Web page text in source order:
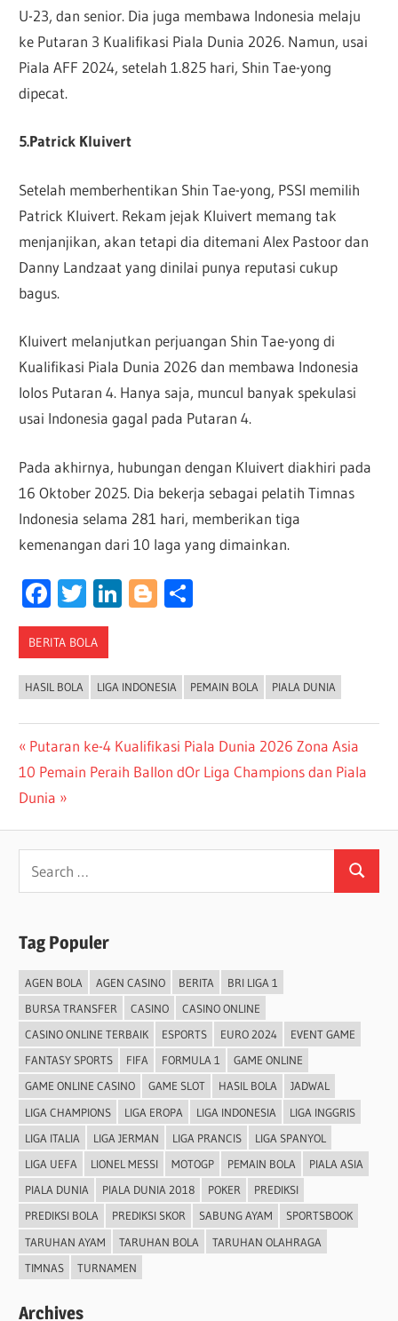
U-23, dan senior. Dia juga membawa Indonesia melaju
ke Putaran 3 Kualifikasi Piala Dunia 2026. Namun, usai
Piala AFF 2024, setelah 1.825 hari, Shin Tae-yong
dipecat.
5.Patrick Kluivert
Setelah memberhentikan Shin Tae-yong, PSSI memilih
Patrick Kluivert. Rekam jejak Kluivert memang tak
menjanjikan, akan tetapi dia ditemani Alex Pastoor dan
Danny Landzaat yang dinilai punya reputasi cukup
bagus.
Kluivert melanjutkan perjuangan Shin Tae-yong di
Kualifikasi Piala Dunia 2026 dan membawa Indonesia
lolos Putaran 4. Hanya saja, muncul banyak spekulasi
usai Indonesia gagal pada Putaran 4.
Pada akhirnya, hubungan dengan Kluivert diakhiri pada
16 Oktober 2025. Dia bekerja sebagai pelatih Timnas
Indonesia selama 281 hari, memberikan tiga
kemenangan dari 10 laga yang dimainkan.
Facebook
Twitter
LinkedIn
Blogger
BERITA BOLA
HASIL BOLA LIGA INDONESIA PEMAIN BOLA PIALA DUNIA
Post
navigation
Previous
Post:
Putaran ke-4 Kualifikasi Piala Dunia 2026 Zona Asia
Next
Post:
10 Pemain Peraih Ballon dOr Liga Champions dan Piala
Dunia
Search
Tag Populer
AGEN BOLA AGEN CASINO BERITA
BRI LIGA 1
BURSA TRANSFER
CASINO
CASINO ONLINE
CASINO ONLINE TERBAIK
ESPORTS EURO 2024
EVENT GAME
FANTASY SPORTS
FIFA FORMULA 1
GAME ONLINE
GAME ONLINE CASINO
GAME SLOT HASIL BOLA
JADWAL
LIGA CHAMPIONS
LIGA EROPA LIGA INDONESIA
LIGA INGGRIS
LIGA ITALIA
LIGA JERMAN LIGA PRANCIS
LIGA SPANYOL
LIGA UEFA
LIONEL MESSI MOTOGP PEMAIN BOLA
PIALA ASIA
PIALA DUNIA
PIALA DUNIA 2018 POKER
PREDIKSI
PREDIKSI BOLA
PREDIKSI SKOR SABUNG AYAM
SPORTSBOOK
TARUHAN AYAM
TARUHAN BOLA
TARUHAN OLAHRAGA
TIMNAS
TURNAMEN
Archives